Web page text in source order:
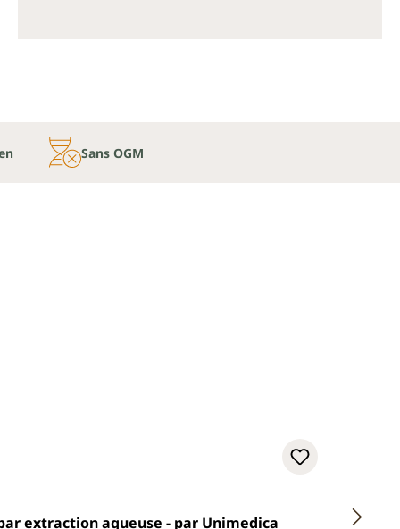
Sans OGM
extraction aqueuse - par Unimedica Note
OPC